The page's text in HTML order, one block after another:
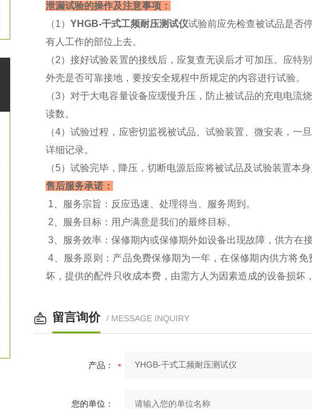
泄漏试验的操作及注意事项：
（1） YHGB-干式工频耐压测试仪试验前应先检查被试品是否
有人工作的部位上去。
（2）接好试验装置的接线后，应复查无误后才可加压。应
外壳是否可靠接地，要按安全规程中所规定的内容进行试验。
（3）对于大电容量设备应缓慢升压，防止被试品的充电电
读数。
（4）试验过程，应密切监视被试品、试验装置、微安表，一
详细记录。
（5）试验完毕，降压，切断电源后应将被试品及试验装置本身
售后服务承诺：
1、服务宗旨：反应迅速、处理得当、服务周到。
2、服务目标：用户满意是我们的最终目标。
3、服务效率：保修期内或保修期外如设备出现故障，供方在
4、服务原则：产品免费保修期为一年，在保修期内供方将
坏，提供的配件只收成本费，由需方人为因素造成的设备损坏
留言询价 / MESSAGE INQUIRY
产品：
您的单位：